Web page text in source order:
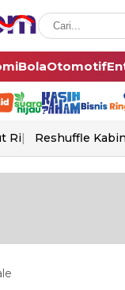
BolaOtomotif
Ri Reshuffle